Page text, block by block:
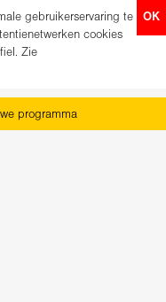
OK
gebruikerservaring te
cookies
Zie
programma
koop direct je kaartjes